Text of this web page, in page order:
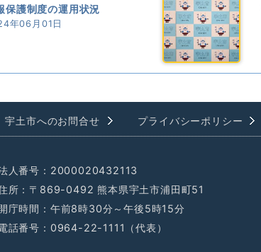
保護制度の運用状況
年06月01日
宇土市へのお問合せ プライバシーポリシー
人番号：2000020432113
所：〒869-0492 熊本県宇土市浦田町51
庁時間：午前8時30分～午後5時15分
話番号：0964-22-1111（代表）